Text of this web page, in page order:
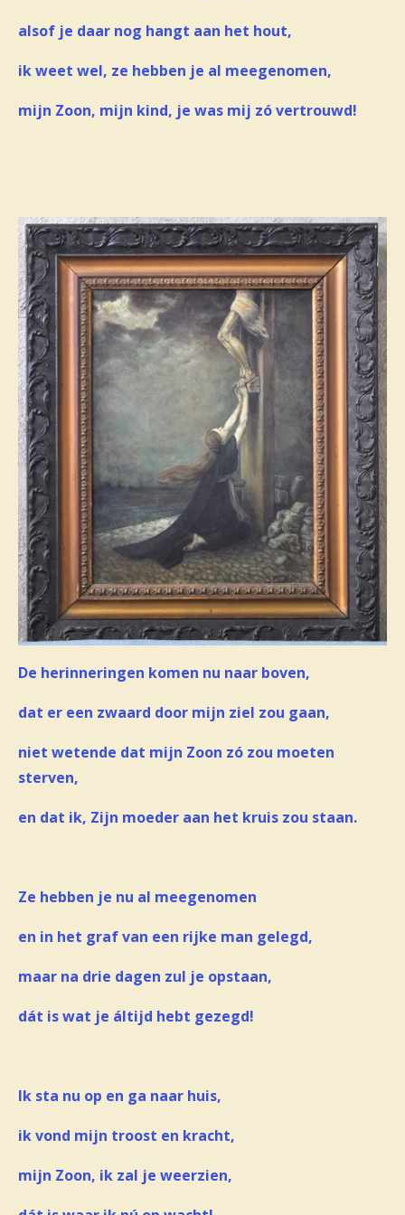
alsof je daar nog hangt aan het hout,
ik weet wel, ze hebben je al meegenomen,
mijn Zoon, mijn kind, je was mij zó vertrouwd!
De herinneringen komen nu naar boven,
dat er een zwaard door mijn ziel zou gaan,
niet wetende dat mijn Zoon zó zou moeten
sterven,
en dat ik, Zijn moeder aan het kruis zou staan.
Ze hebben je nu al meegenomen
en in het graf van een rijke man gelegd,
maar na drie dagen zul je opstaan,
dát is wat je áltijd hebt gezegd!
Ik sta nu op en ga naar huis,
ik vond mijn troost en kracht,
mijn Zoon, ik zal je weerzien,